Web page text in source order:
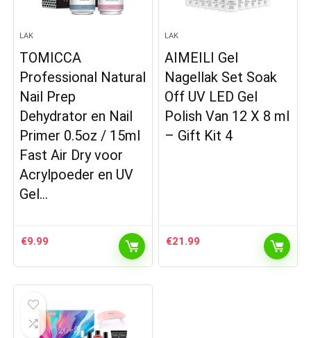
LAK
TOMICCA
Professional Natural
Nail Prep
Dehydrator en Nail
Primer 0.5oz / 15ml
Fast Air Dry voor
Acrylpoeder en UV
Gel…
€9.99
LAK
AIMEILI Gel
Nagellak Set Soak
Off UV LED Gel
Polish Van 12 X 8 ml
– Gift Kit 4
€21.99